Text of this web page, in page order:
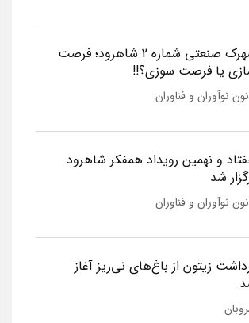
شهرک صنعتی شماره 2 شاهرود؛ فرصت
یا فرصت سوزی؟!!
نوآوران و فناوران
و نهمین رویداد همفکر شاهرود
شد
نوآوران و فناوران
زیتون از باغ‌های نی‌ریز آغاز